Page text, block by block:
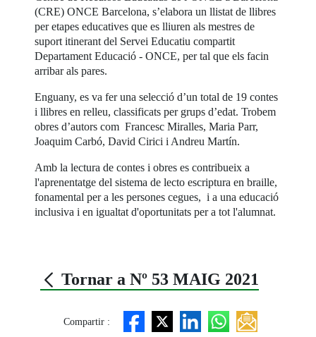
(CRE) ONCE Barcelona, s’elabora un llistat de llibres
per etapes educatives que es lliuren als mestres de
suport itinerant del Servei Educatiu compartit
Departament Educació - ONCE, per tal que els facin
arribar als pares.
Enguany, es va fer una selecció d’un total de 19 contes
i llibres en relleu, classificats per grups d’edat. Trobem
obres d’autors com Francesc Miralles, Maria Parr,
Joaquim Carbó, David Cirici i Andreu Martín.
Amb la lectura de contes i obres es contribueix a
l'aprenentatge del sistema de lecto escriptura en braille,
fonamental per a les persones cegues, i a una educació
inclusiva i en igualtat d'oportunitats per a tot l'alumnat.
Tornar a Nº 53 MAIG 2021
Compartir :